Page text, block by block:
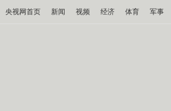
央视网首页 新闻 视频 经济 体育 军事